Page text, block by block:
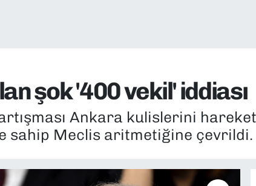
şok '400 vekil' iddiası
Ankara kulislerini
sahip Meclis aritmetiğine çevrildi.